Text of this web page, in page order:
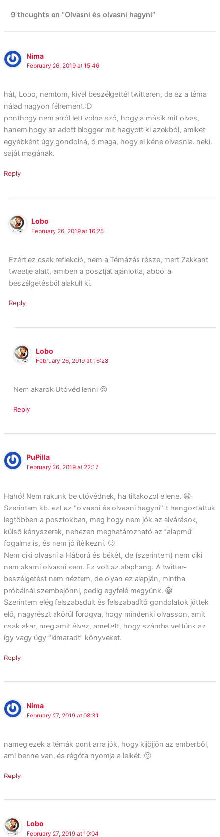
9 thoughts on “Olvasni és olvasni hagyni”
Nima
February 26, 2019 at 15:46
hát, Lobo, nemtom, kivel beszélgettél twitteren, de ez a téma
nálad nagyon félrement.:D
ponthogy nem arról lett volna szó, hogy a másik mit olvas,
hanem hogy az adott blogger mit hagyott ki azokból, amiket
egyébként úgy gondolná, ő maga, hogy el kéne olvasnia. neki.
saját magának.
Reply
Lobo
February 26, 2019 at 16:25
Ezért ez csak reflekció, nem a Témázás része, mert Zakkant
tweetje alatt, amiben a posztját ajánlotta, abból a
beszélgetésből alakult ki.
Reply
Lobo
February 26, 2019 at 16:28
Nem akarok Utóvéd lenni 😉
Reply
PuPilla
February 26, 2019 at 22:17
Hahó! Nem rakunk be utóvédnek, ha tiltakozol ellene. 😀
Szerintem kb. ezt az “olvasni és olvasni hagyni”-t hangoztattuk
legtöbben a posztokban, meg hogy nem jók az elvárások,
külső kényszerek, nehezen meghatározható az “alapmű”
fogalma is, és nem jó ítélkezni. 🙂
Nem ciki olvasni a Háború és békét, de (szerintem) nem ciki
nem akarni olvasni sem. Ez volt az alaphang. A twitter-
beszélgetést nem néztem, de olyan ez alapján, mintha
próbálnál szembejönni, pedig egyfelé megyünk. 😀
Szerintem elég felszabadult és felszabadító gondolatok jöttek
elő, nagyrészt akörül forogva, hogy mindenki olvasson, amit
csak akar, meg amit élvez, amellett, hogy számba vettünk az
így vagy úgy “kimaradt” könyveket.
Reply
Nima
February 27, 2019 at 08:31
nameg ezek a témák pont arra jók, hogy kijöjjön az emberből,
ami benne van, és régóta nyomja a lelkét. 🙂
Reply
Lobo
February 27, 2019 at 10:04